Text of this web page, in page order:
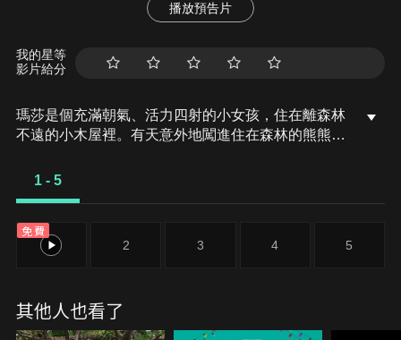
播放預告片
我的星等
影片給分
瑪莎是個充滿朝氣、活力四射的小女孩，住在離森林
不遠的小木屋裡。有天意外地闖進住在森林的熊熊
1 - 5
免費
1 2 3 4 5
其他人也看了